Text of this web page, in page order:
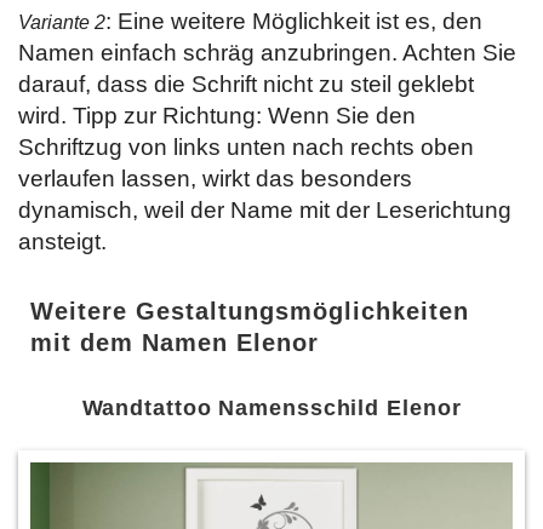
Variante 2: Eine weitere Möglichkeit ist es, den
Namen einfach schräg anzubringen. Achten Sie
darauf, dass die Schrift nicht zu steil geklebt
wird. Tipp zur Richtung: Wenn Sie den
Schriftzug von links unten nach rechts oben
verlaufen lassen, wirkt das besonders
dynamisch, weil der Name mit der Leserichtung
ansteigt.
Weitere Gestaltungsmöglichkeiten
mit dem Namen Elenor
Wandtattoo Namensschild Elenor